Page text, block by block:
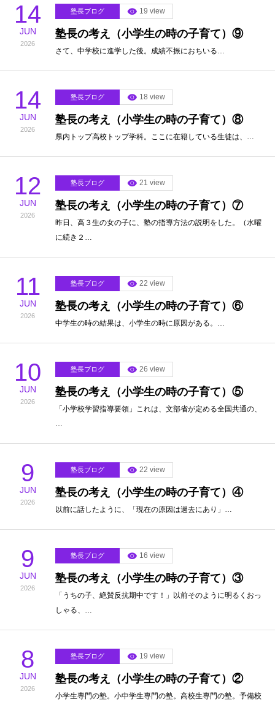
14
JUN
2026
塾長ブログ 19 view
塾長の考え（小学生の時の子育て）⑨
さて、中学校に進学した後。成績不振におちいる…
14
JUN
2026
塾長ブログ 18 view
塾長の考え（小学生の時の子育て）⑧
県内トップ高校トップ学科。ここに在籍している生徒は、…
12
JUN
2026
塾長ブログ 21 view
塾長の考え（小学生の時の子育て）⑦
昨日、高３生の女の子に、塾の指導方法の説明をした。（水曜
に続き２…
11
JUN
2026
塾長ブログ 22 view
塾長の考え（小学生の時の子育て）⑥
中学生の時の結果は、小学生の時に原因がある。…
10
JUN
2026
塾長ブログ 26 view
塾長の考え（小学生の時の子育て）⑤
「小学校学習指導要領」これは、文部省が定める全国共通の、
…
9
JUN
2026
塾長ブログ 22 view
塾長の考え（小学生の時の子育て）④
以前に話したように、「現在の原因は過去にあり」…
9
JUN
2026
塾長ブログ 16 view
塾長の考え（小学生の時の子育て）③
「うちの子、絶賛反抗期中です！」以前そのように明るくおっ
しゃる、…
8
JUN
2026
塾長ブログ 19 view
塾長の考え（小学生の時の子育て）②
小学生専門の塾。小中学生専門の塾。高校生専門の塾。予備校